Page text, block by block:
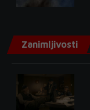
Zanimljivosti